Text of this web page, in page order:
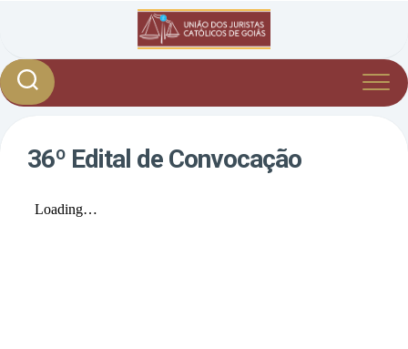
36º Edital de Convocação